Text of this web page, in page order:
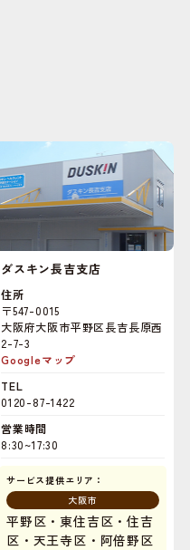
ダスキン長吉支店
住所
〒547-0015
大阪府大阪市平野区長吉長原西
2-7-3
Googleマップ
TEL
0120-87-1422
営業時間
8:30~17:30
サービス提供エリア：
大阪市
平野区・東住吉区・住吉
区・天王寺区・阿倍野区